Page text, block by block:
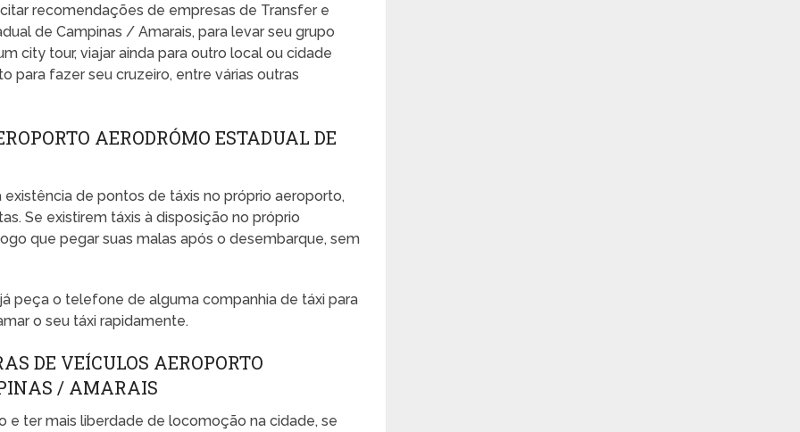
recomendações de empresas de Transfer e
de Campinas / Amarais, para levar seu grupo
city tour, viajar ainda para outro local ou cidade
para fazer seu cruzeiro, entre várias outras
AERODRÓMO ESTADUAL DE
de pontos de táxis no próprio aeroporto,
Se existirem táxis à disposição no próprio
que pegar suas malas após o desembarque, sem
peça o telefone de alguma companhia de táxi para
o seu táxi rapidamente.
DE VEÍCULOS AEROPORTO
/ AMARAIS
e ter mais liberdade de locomoção na cidade, se